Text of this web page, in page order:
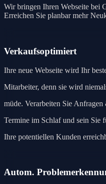
Wir bringen Ihren Webseite bei
Erreichen Sie planbar mehr
Verkaufsoptimiert
Ihre neue Webseite wird Ihr
Mitarbeiter, denn sie wird
müde. Verarbeiten Sie Anfragen
Termine im Schlaf und sein Sie
Ihre potentiellen Kunden
Autom.